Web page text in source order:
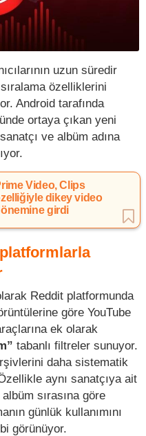
uzun süredir
özelliklerini
Android tarafında
ortaya çıkan yeni
ve albüm adına
Video, Clips
dikey video
girdi
Reddit platformunda
göre YouTube
ek olarak
tabanlı filtreler sunuyor.
daha sistematik
aynı sanatçıya ait
sırasına göre
günlük kullanımını
görünüyor.